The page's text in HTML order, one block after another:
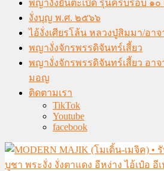
พญางั่งยันตะเบ๊ด รุ่นครบรอบ ๑๐
งั่งบุญ พ.ศ. ๒๕๖๖
ไอ้งั่งเศียรโล้น หลวงปู่สิมมา/อาจ
พญางั่งจักรพรรดิจันทร์เสี้ยว
พญางั่งจักรพรรดิจันทร์เสี้ยว อาจ
มอญ
ติดตามเรา
TikTok
Youtube
facebook